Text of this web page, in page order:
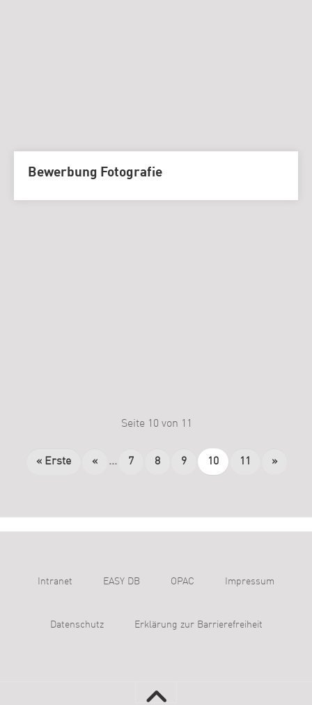
Bewerbung Fotografie
Seite 10 von 11
« Erste « ... 7 8 9 10 11 »
Intranet EASY DB OPAC Impressum
Datenschutz Erklärung zur Barrierefreiheit